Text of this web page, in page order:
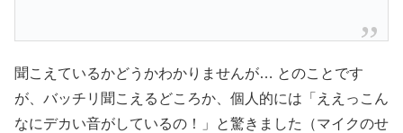
聞こえているかどうかわかりませんが… とのことです
が、バッチリ聞こえるどころか、個人的には「ええっこん
なにデカい音がしているの！」と驚きました（マイクのせ